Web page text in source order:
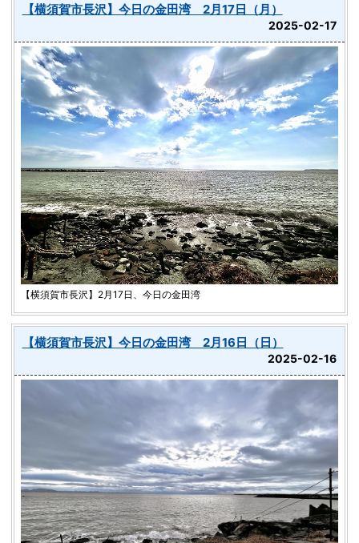
【横須賀市長沢】今日の金田湾 2月17日（月）
2025-02-17
【横須賀市長沢】2月17日、今日の金田湾
【横須賀市長沢】今日の金田湾 2月16日（日）
2025-02-16